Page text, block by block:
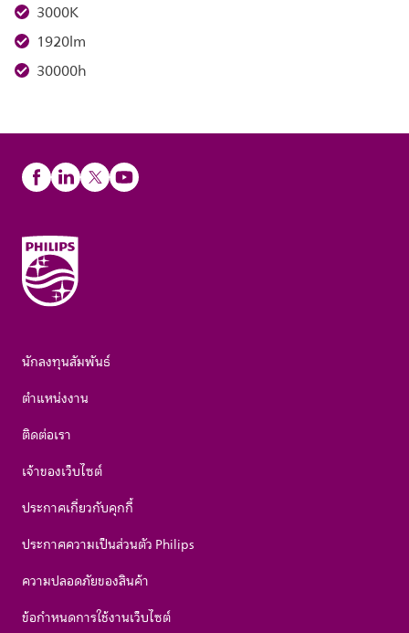
3000K
1920lm
30000h
นักลงทุนสัมพันธ์
ตำแหน่งงาน
ติดต่อเรา
เจ้าของเว็บไซต์
ประกาศเกี่ยวกับคุกกี้
ประกาศความเป็นส่วนตัว Philips
ความปลอดภัยของสินค้า
ข้อกำหนดการใช้งานเว็บไซต์